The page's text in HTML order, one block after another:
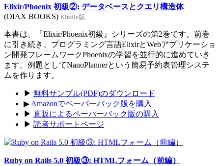
Elixir/Phoenix 初級②: データベースとクエリ構造体
(OIAX BOOKS) Kindle版
本書は、『Elixir/Phoenix初級』シリーズの第2巻です。前巻
に引き続き、プログラミング言語ElixirとWebアプリケーショ
ン開発フレームワークPhoenixの学習を並行的に進めていき
ます。例題としてNanoPlannerという簡易予約表管理システ
ムを作ります。
▶ 無料サンプル(PDF)のダウンロード
▶ Amazonでペーパーバック版を購入
▶ 直販によるペーパーバック版の購入
▶ 読者サポートページ
Ruby on Rails 5.0 初級③: HTMLフォーム（前編）